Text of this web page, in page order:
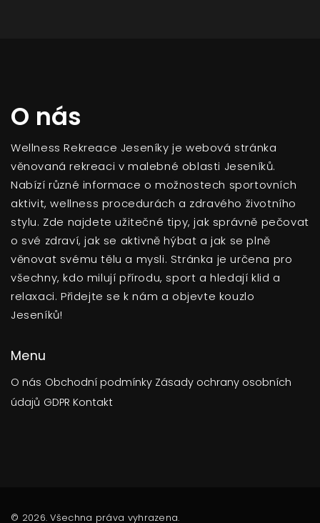
O nás
Wellness Rekreace Jeseníky je webová stránka
věnovaná rekreaci v malebné oblasti Jeseníků.
Nabízí různé informace o možnostech sportovních
aktivit, wellness procedurách a zdravého životního
stylu. Zde najdete užitečné tipy, jak správně pečovat
o své zdraví, jak se aktivně hýbat a jak se plně
věnovat svému tělu a mysli. Stránka je určena pro
všechny, kdo milují přírodu, sport a hledají klid a
relaxaci. Přidejte se k nám a objevte kouzlo
Jeseníků!
Menu
O nás Obchodní podmínky Zásady ochrany osobních
údajů GDPR Kontakt
© 2026. Všechna práva vyhrazena.